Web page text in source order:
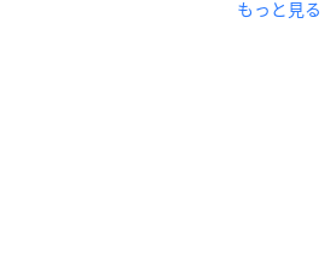
もっと見る